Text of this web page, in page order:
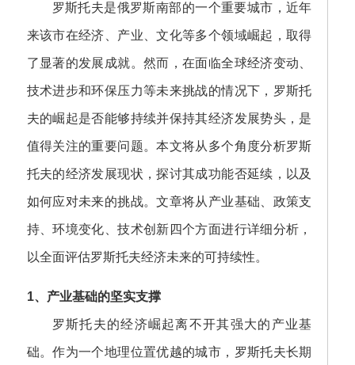
罗斯托夫是俄罗斯南部的一个重要城市，近年
来该市在经济、产业、文化等多个领域崛起，取得
了显著的发展成就。然而，在面临全球经济变动、
技术进步和环保压力等未来挑战的情况下，罗斯托
夫的崛起是否能够持续并保持其经济发展势头，是
值得关注的重要问题。本文将从多个角度分析罗斯
托夫的经济发展现状，探讨其成功能否延续，以及
如何应对未来的挑战。文章将从产业基础、政策支
持、环境变化、技术创新四个方面进行详细分析，
以全面评估罗斯托夫经济未来的可持续性。
1、产业基础的坚实支撑
罗斯托夫的经济崛起离不开其强大的产业基
础。作为一个地理位置优越的城市，罗斯托夫长期